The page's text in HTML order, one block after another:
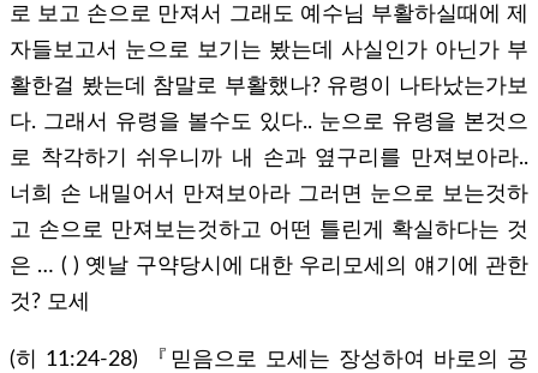
로 보고 손으로 만져서 그래도 예수님 부활하실때에 제
자들보고서 눈으로 보기는 봤는데 사실인가 아닌가 부
활한걸 봤는데 참말로 부활했나? 유령이 나타났는가보
다. 그래서 유령을 볼수도 있다.. 눈으로 유령을 본것으
로 착각하기 쉬우니까 내 손과 옆구리를 만져보아라..
너희 손 내밀어서 만져보아라 그러면 눈으로 보는것하
고 손으로 만져보는것하고 어떤 틀린게 확실하다는 것
은 … ( ) 옛날 구약당시에 대한 우리모세의 얘기에 관한
것? 모세
(히 11:24-28) 『믿음으로 모세는 장성하여 바로의 공